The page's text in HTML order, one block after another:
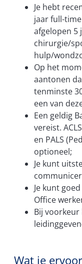
Je hebt
jaar full-
afgelopen 5
chirurgie/
hulp/
Op het
aantonen
tenminste
een van
Een geldig
vereist.
en PALS
optioneel;
Je kunt
Je kunt
Office
Bij voorkeur
Wat je